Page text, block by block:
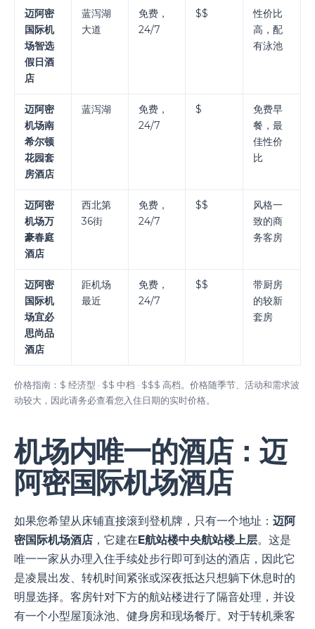
迈阿密
国际机
场智选
假日酒
店
蓝泻湖
大道
免费，
24/7
$$
性价比
高，配
有泳池
迈阿密
机场南
希尔顿
花园套
房酒店
蓝泻湖
免费，
24/7
$
免费早
餐，最
佳性价
比
迈阿密
机场万
豪春庭
酒店
西北第
36街
免费，
24/7
$$
风格一
致的商
务客房
迈阿密
国际机
场宜必
思尚品
酒店
距机场
最近
免费，
24/7
$$
带厨房
的较新
套房
价格指南：$ 经济型 · $$ 中档 · $$$ 高档。价格随季节、活动和需求波
动较大，因此请务必查看您入住日期的实时价格。
机场内唯一的酒店：迈
阿密国际机场酒店
如果您希望从床铺直接滚到登机牌，只有一个地址： 迈阿
密国际机场酒店 ，它建在 E航站楼中央航站楼上层。这是
唯一一家从办理入住手续处步行即可到达的酒店，因此它
是凌晨出发、转机时间紧张或深夜抵达只想躺下休息时的
明显选择。客房针对下方的航站楼进行了隔音处理，并设
有一个小型屋顶泳池、健身房和现场餐厅。对于转机乘客